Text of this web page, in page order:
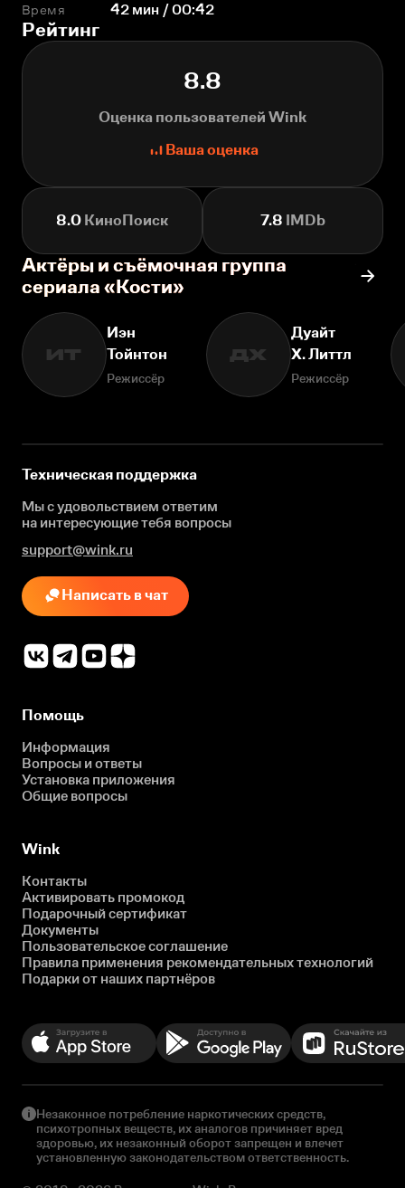
Время 42 мин / 00:42
Рейтинг
8.8
Оценка пользователей Wink
Ваша оценка
8.0 КиноПоиск 7.8 IMDb
Актёры и съёмочная группа
сериала «Кости»
ИТ
Иэн
Тойнтон
Режиссёр
ДХ
Дуайт
Х. Литтл
Режиссёр
Техническая поддержка
Мы с удовольствием ответим
на интересующиетебя вопросы
support@wink.ru
Написать в чат
Помощь
Информация
Вопросы и ответы
Установка приложения
Общие вопросы
Wink
Контакты
Активировать промокод
Подарочный сертификат
Документы
Пользовательское соглашение
Правила применения рекомендательных технологий
Подарки от наших партнёров
Незаконное потребление наркотических средств,
психотропных веществ, их аналогов причиняет вред
здоровью, их незаконный оборот запрещен и влечет
установленную законодательством ответственность.